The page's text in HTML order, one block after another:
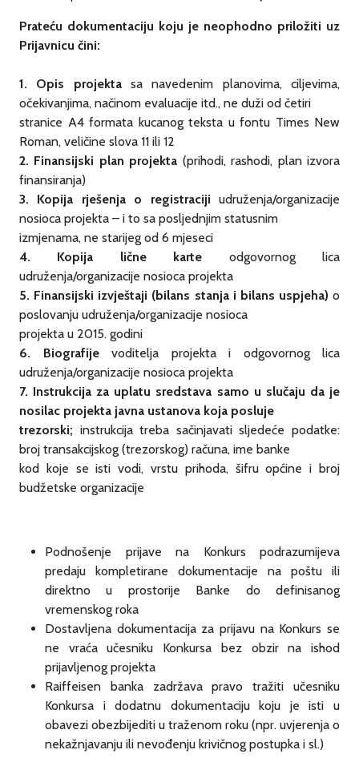
Prateću dokumentaciju koju je neophodno priložiti uz
Prijavnicu čini:
1. Opis projekta sa navedenim planovima, ciljevima,
očekivanjima, načinom evaluacije itd., ne duži od četiri
stranice A4 formata kucanog teksta u fontu Times New
Roman, veličine slova 11 ili 12
2. Finansijski plan projekta (prihodi, rashodi, plan izvora
finansiranja)
3. Kopija rješenja o registraciji udruženja/organizacije
nosioca projekta – i to sa posljednjim statusnim
izmjenama, ne starijeg od 6 mjeseci
4. Kopija lične karte odgovornog lica
udruženja/organizacije nosioca projekta
5. Finansijski izvještaji (bilans stanja i bilans uspjeha) o
poslovanju udruženja/organizacije nosioca
projekta u 2015. godini
6. Biografijevoditelja projekta i odgovornog lica
udruženja/organizacije nosioca projekta
7. Instrukcija za uplatu sredstava samo u slučaju da je
nosilac projekta javna ustanova koja posluje
trezorski; instrukcija treba sačinjavati sljedeće podatke:
broj transakcijskog (trezorskog) računa, ime banke
kod koje se isti vodi, vrstu prihoda, šifru općine i broj
budžetske organizacije
Podnošenje prijave na Konkurs podrazumijeva
predaju kompletirane dokumentacije na poštu ili
direktno u prostorije Banke do definisanog
vremenskog roka
Dostavljena dokumentacija za prijavu na Konkurs se
ne vraća učesniku Konkursa bez obzir na ishod
prijavljenog projekta
Raiffeisen banka zadržava pravo tražiti učesniku
Konkursa i dodatnu dokumentaciju koju je isti u
obavezi obezbijediti u traženom roku (npr. uvjerenja o
nekažnjavanju ili nevođenju krivičnog postupka i sl.)